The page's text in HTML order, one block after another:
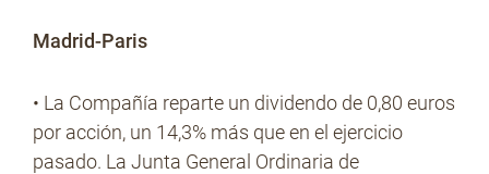
No Contrabando
Madrid-Paris
• La Compañía reparte un dividendo de 0,80 euros
por acción, un 14,3% más que en el ejercicio
pasado. La Junta General Ordinaria de